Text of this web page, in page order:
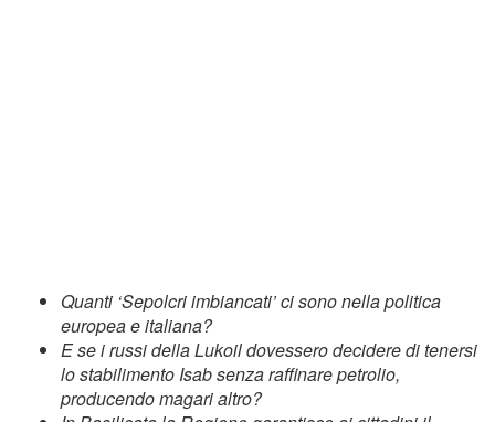
Quanti ‘Sepolcri imbiancati’ ci sono nella politica
europea e italiana?
E se i russi della Lukoil dovessero decidere di tenersi
lo stabilimento Isab senza raffinare petrolio,
producendo magari altro?